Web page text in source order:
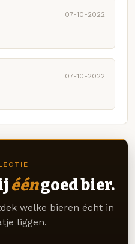
07-10-2022
07-10-2022
ééngoed bier.
welke bieren écht in
liggen.